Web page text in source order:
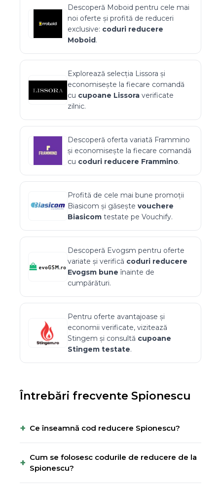
Descoperă Moboid pentru cele mai
noi oferte și profită de reduceri
exclusive: coduri reducere
Moboid.
Explorează selecția Lissora și
economisește la fiecare comandă
cu cupoane Lissora verificate
zilnic.
Descoperă oferta variată Frammino
și economisește la fiecare comandă
cu coduri reducere Frammino.
Profită de cele mai bune promoții
Biasicom și găsește vouchere
Biasicom testate pe Vouchify.
Descoperă Evogsm pentru oferte
variate și verifică coduri reducere
Evogsm bune înainte de
cumpărături.
Pentru oferte avantajoase și
economii verificate, vizitează
Stingem și consultă cupoane
Stingem testate.
Întrebări frecvente Spionescu
+ Ce înseamnă cod reducere Spionescu?
+ Cum se folosesc codurile de reducere de la
Spionescu?